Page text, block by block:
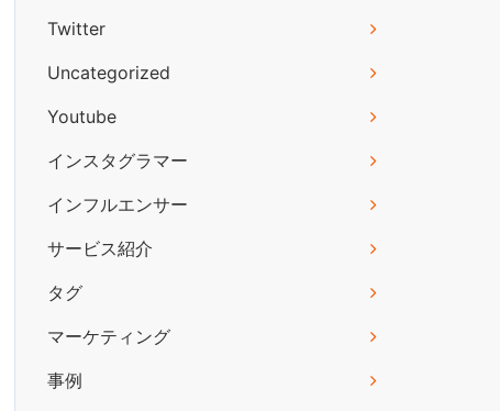
Twitter
Uncategorized
Youtube
インスタグラマー
インフルエンサー
サービス紹介
タグ
マーケティング
事例